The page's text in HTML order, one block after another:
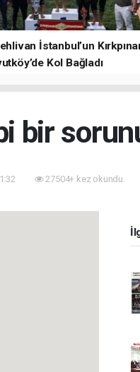
İstanbul’un
Kol Bağladı
bir
27504+ kez okundu.